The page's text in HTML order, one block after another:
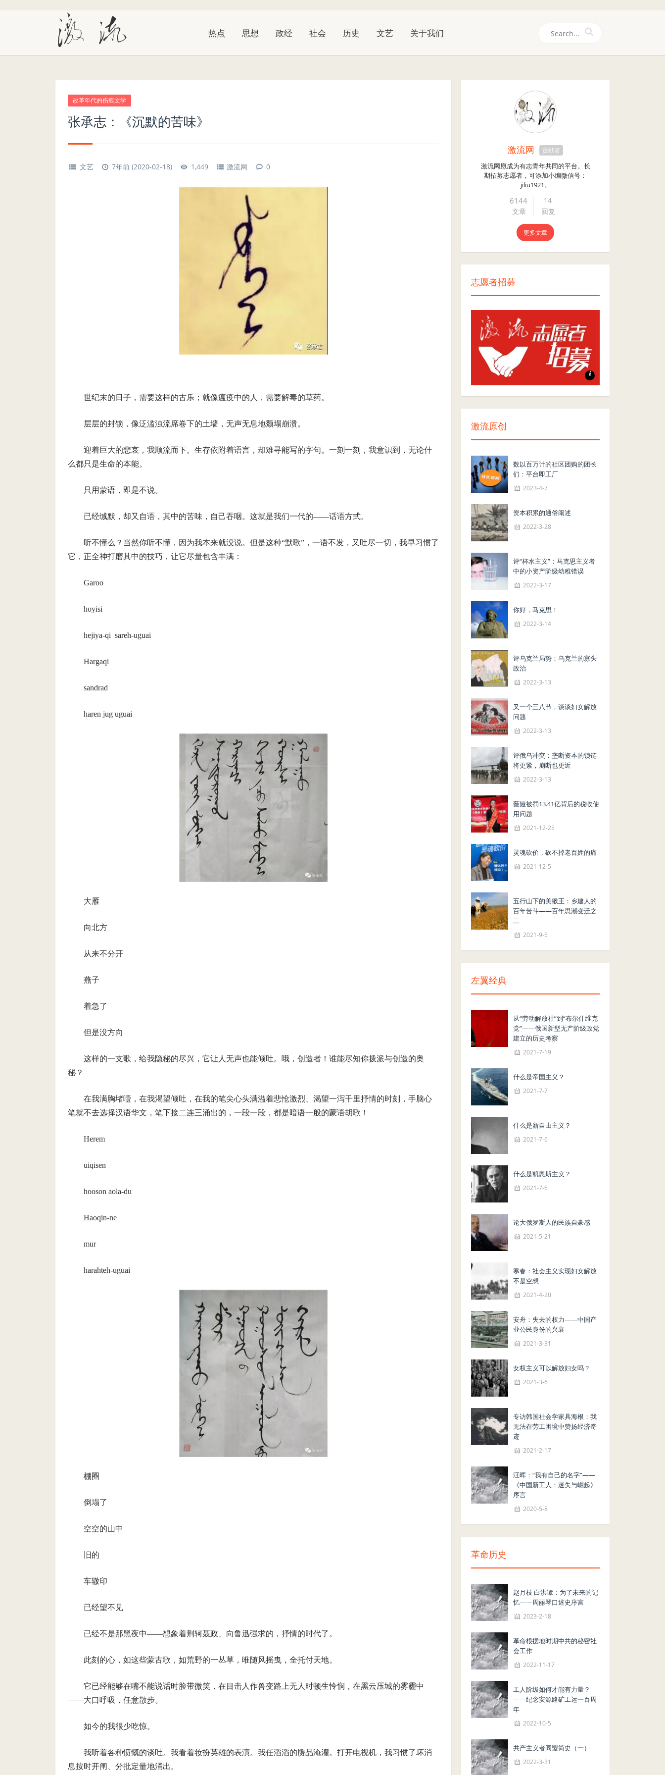
热点 思想 政经 社会 历史 文艺 关于我们
改革年代的伤痕文学
张承志：《沉默的苦味》
文艺 7年前 (2020-02-18) 1,449 激流网 0
世纪末的日子，需要这样的古乐；就像瘟疫中的人，需要解毒的草药。
层层的封锁，像泛滥浊流席卷下的土墙，无声无息地颓塌崩溃。
迎着巨大的悲哀，我顺流而下。生存依附着语言，却难寻能写的字句。一刻一刻，我意识到，无论什
么都只是生命的本能。
只用蒙语，即是不说。
已经缄默，却又自语，其中的苦味，自己吞咽。这就是我们一代的——话语方式。
听不懂么？当然你听不懂，因为我本来就没说。但是这种“默歌”，一语不发，又吐尽一切，我早习惯了
它，正全神打磨其中的技巧，让它尽量包含丰满：
Garoo
hoyisi
hejiya-qi sareh-uguai
Hargaqi
sandrad
haren jug uguai
大雁
向北方
从来不分开
燕子
着急了
但是没方向
这样的一支歌，给我隐秘的尽兴，它让人无声也能倾吐。哦，创造者！谁能尽知你拨派与创造的奥
秘？
在我满胸堵噎，在我渴望倾吐，在我的笔尖心头满溢着悲怆激烈、渴望一泻千里抒情的时刻，手脑心
笔就不去选择汉语华文，笔下接二连三涌出的，一段一段，都是暗语一般的蒙语胡歌！
Herem
uiqisen
hooson aola-du
Haoqin-ne
mur
harahteh-uguai
棚圈
倒塌了
空空的山中
旧的
车辙印
已经望不见
已经不是那黑夜中——想象着荆轲聂政、向鲁迅强求的，抒情的时代了。
此刻的心，如这些蒙古歌，如荒野的一丛草，唯随风摇曳，全托付天地。
它已经能够在嘴不能说话时脸带微笑，在目击人作兽变路上无人时顿生怜悯，在黑云压城的雾霾中
——大口呼吸，任意散步。
如今的我很少吃惊。
我听着各种愤慨的谈吐。我看着妆扮英雄的表演。我任滔滔的赝品淹灌。打开电视机，我习惯了坏消
息按时开闸、分批定量地涌出。
激流网 贡献者
激流网愿成为有志青年共同的平台。长
期招募志愿者，可添加小编微信号：
jiliu1921。
6144
文章
14
回复
更多文章
志愿者招募
志愿者招募
激流原创
数以百万计的社区团购的团长
们：平台即工厂
2023-4-7
资本积累的通俗阐述
2022-3-28
评“杯水主义”：马克思主义者
中的小资产阶级幼稚错误
2022-3-17
你好，马克思！
2022-3-14
评乌克兰局势：乌克兰的寡头
政治
2022-3-13
又一个三八节，谈谈妇女解放
问题
2022-3-13
评俄乌冲突：垄断资本的锁链
将更紧，崩断也更近
2022-3-13
薇娅被罚13.41亿背后的税收使
用问题
2021-12-25
灵魂砍价，砍不掉老百姓的痛
2021-12-5
五行山下的美猴王：乡建人的
百年苦斗——百年思潮变迁之
二
2021-9-5
左翼经典
从“劳动解放社”到“布尔什维克
党”——俄国新型无产阶级政党
建立的历史考察
2021-7-19
什么是帝国主义？
2021-7-7
什么是新自由主义？
2021-7-6
什么是凯恩斯主义？
2021-7-6
论大俄罗斯人的民族自豪感
2021-5-21
寒春：社会主义实现妇女解放
不是空想
2021-4-20
安舟：失去的权力——中国产
业公民身份的兴衰
2021-3-31
女权主义可以解放妇女吗？
2021-3-6
专访韩国社会学家具海根：我
无法在劳工困境中赞扬经济奇
迹
2021-2-17
汪晖：“我有自己的名字”——
《中国新工人：迷失与崛起》
序言
2020-5-8
革命历史
赵月枝 白洪谭：为了未来的记
忆——周丽琴口述史序言
2023-2-18
革命根据地时期中共的秘密社
会工作
2022-11-17
工人阶级如何才能有力量？
——纪念安源路矿工运一百周
年
2022-10-5
共产主义者同盟简史（一）
2022-3-31